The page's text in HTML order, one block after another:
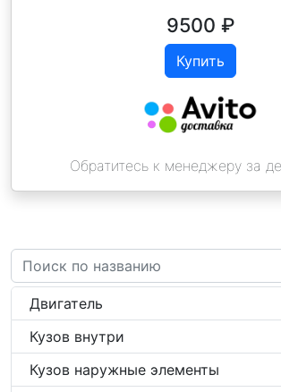
9500 ₽
Купить
Обратитесь к менеджеру за
Двигатель
Кузов внутри
Кузов наружные элементы